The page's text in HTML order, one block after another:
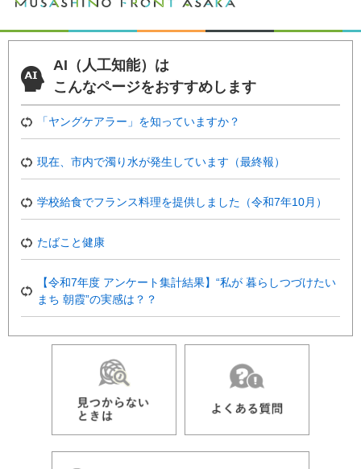
AI（人工知能）は
こんなページをおすすめします
「ヤングケアラー」を知っていますか？
現在、市内で濁り水が発生しています（最終報）
学校給食でフランス料理を提供しました（令和7年10月）
たばこと健康
【令和7年度 アンケート集計結果】“私が 暮らしつづけたい
まち 朝霞”の実感は？？